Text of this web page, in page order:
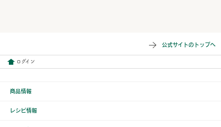
公式サイトのトップへ
ログイン
商品情報
レシピ情報